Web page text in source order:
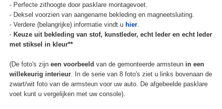
- Perfecte zithoogte door pasklare montagevoet.
- Deksel voorzien van aangename bekleding en magneetsluiting.
- Verdere (belangrijke) informatie vindt u hier.
- Keuze uit bekleding van stof, kunstleder, echt leder en echt leder
met stiksel in kleur**
(De foto's zijn een voorbeeld van de gemonteerde armsteun in een
willekeurig interieur. In de serie van 8 foto's ziet u links bovenaan de
zwart/wit foto van de armsteun voor uw auto. De afgebeelde pasklare
voet kunt u vergelijken met uw console).